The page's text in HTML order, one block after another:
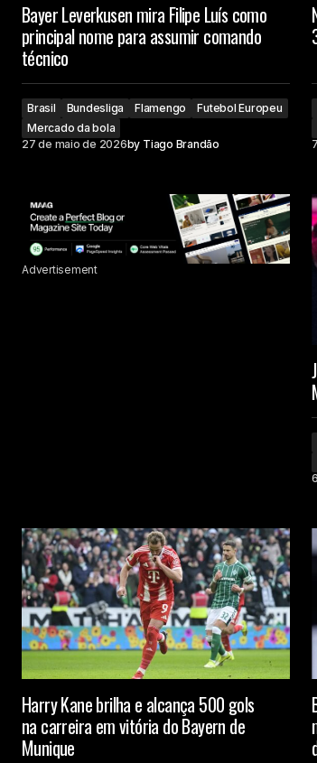
Bayer Leverkusen mira Filipe Luís como
principal nome para assumir comando
técnico
Brasil Bundesliga Flamengo
Futebol Europeu
Mercado da bola
27 de maio de 2026by Tiago Brandão
Advertisement
Harry Kane brilha e alcança 500 gols
na carreira em vitória do Bayern de
Munique